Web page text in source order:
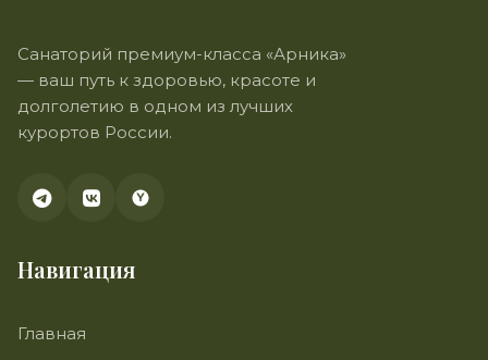
Санаторий премиум-класса «Арника»
— ваш путь к здоровью, красоте и
долголетию в одном из лучших
курортов России.
Навигация
Главная